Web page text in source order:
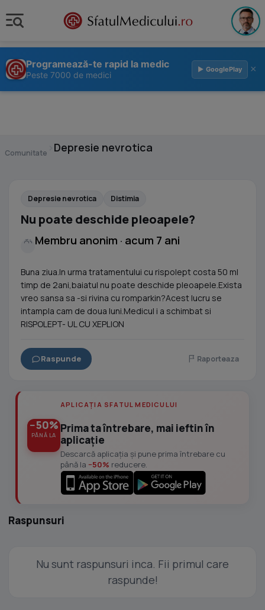
Programează-te rapid la medic
Peste 7000 de medici
▶ GooglePlay ×
Comunitate Depresie nevrotica
Depresie nevrotica Distimia
Nu poate deschide pleoapele?
Membru anonim · acum 7 ani
Buna ziua.In urma tratamentului cu rispolept costa 50 ml
timp de 2ani,baiatul nu poate deschide pleoapele.Exista
vreo sansa sa -si rivina cu romparkin?Acest lucru se
intampla cam de doua luni.Medicul i a schimbat si
RISPOLEPT- UL CU XEPLION
Raspunde Raporteaza
−50%
PÂNĂ LA
APLICAȚIA SFATUL MEDICULUI
Prima ta întrebare, mai ieftin în
aplicație
Descarcă aplicația și pune prima întrebare cu
până la −50% reducere.
Raspunsuri
Nu sunt raspunsuri inca. Fii primul care
raspunde!